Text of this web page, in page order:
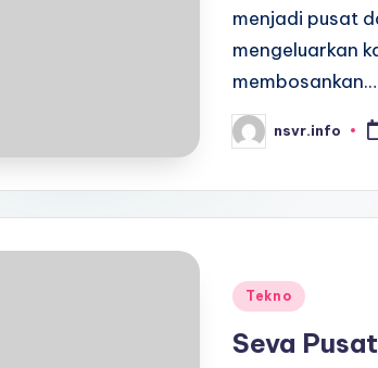
menjadi pusat
mengeluarkan
Posted
by
nsvr.info
Posted
Tekno
Seva